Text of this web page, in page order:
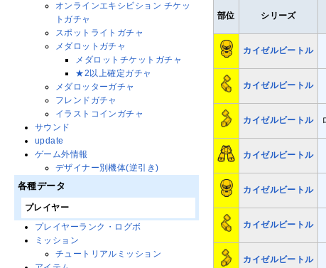
部位 シリーズ
カイゼルビートル
カイゼルビートル
カイゼルビートル
カイゼルビートル
カイゼルビートル
カイゼルビートル
カイゼルビートル
オンラインエキシビション チケッ
トガチャ
スポットライトガチャ
メダロットガチャ
メダロットチケットガチャ
★2以上確定ガチャ
メダロッターガチャ
フレンドガチャ
イラストコインガチャ
サウンド
update
ゲーム外情報
デザイナー別機体(逆引き)
各種データ
プレイヤー
プレイヤーランク・ログボ
ミッション
チュートリアルミッション